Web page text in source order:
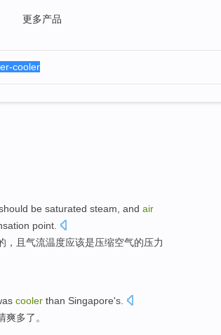
更多产品
be saturated steam and air
point
， 且 气流温度应该是压缩空气的压力
cooler than Singapore's
爽多了。